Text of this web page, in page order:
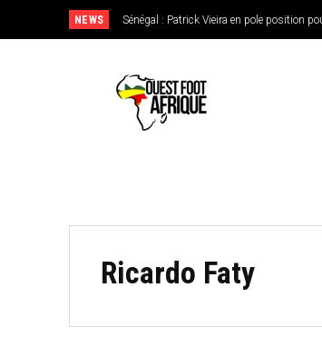
NEWS Sénégal : Patrick Vieira en pole position
Ricardo Faty